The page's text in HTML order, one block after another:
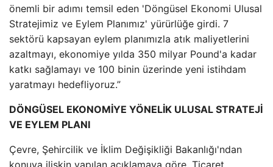
önemli bir adımı temsil eden 'Döngüsel Ekonomi Ulusal
Stratejimiz ve Eylem Planımız' yürürlüğe girdi. 7
sektörü kapsayan eylem planımızla atık maliyetlerini
azaltmayı, ekonomiye yılda 350 milyar Pound'a kadar
katkı sağlamayı ve 100 binin üzerinde yeni istihdam
yaratmayı hedefliyoruz.”
DÖNGÜSEL EKONOMİYE YÖNELİK ULUSAL STRATEJİ
VE EYLEM PLANI
Çevre, Şehircilik ve İklim Değişikliği Bakanlığı'ndan
konuya ilişkin yapılan açıklamaya göre, Ticaret